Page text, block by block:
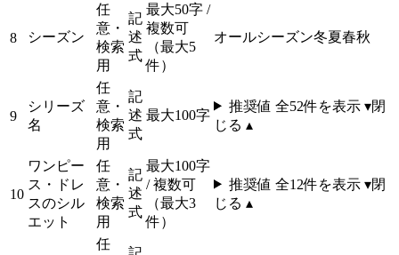
8 シーズン
任
意・
検索
用
記
述
式
最大50字 /
複数可
（最大5
件）
オールシーズン冬夏春秋
9
シリーズ
名
任
意・
検索
用
記
述
式
最大100字
推奨値 全52件を表示 ▾閉
じる ▴
10
ワンピー
ス・ドレ
スのシル
エット
任
意・
検索
用
記
述
式
最大100字
/ 複数可
（最大3
件）
推奨値 全12件を表示 ▾閉
じる ▴
任